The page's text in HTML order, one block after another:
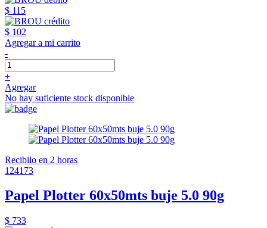
$ 115
$ 102
Agregar a mi carrito
-
+
Agregar
No hay suficiente stock disponible
Recibilo en 2 horas
124173
Papel Plotter 60x50mts buje 5.0 90g
$ 733